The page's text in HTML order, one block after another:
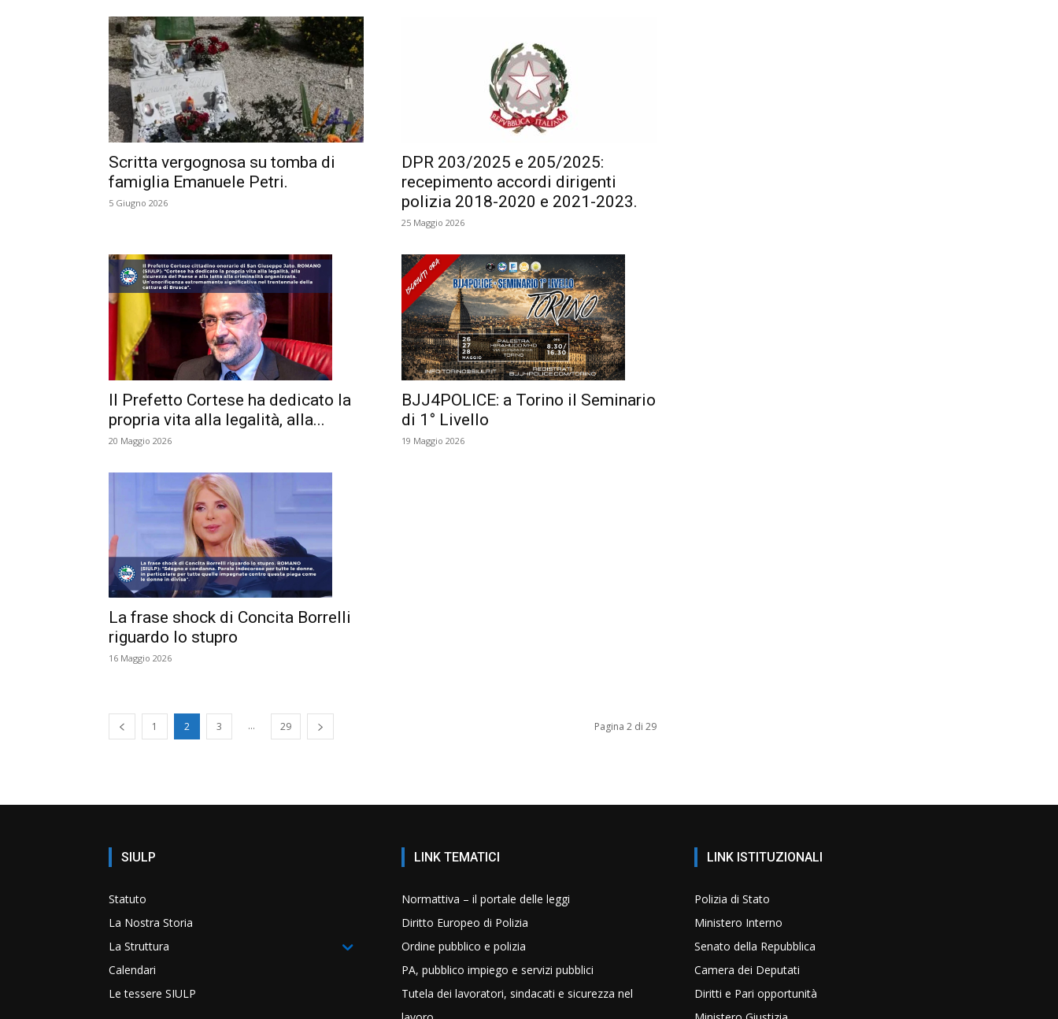
Scritta vergognosa su tomba di
famiglia Emanuele Petri.
5 Giugno 2026
DPR 203/2025 e 205/2025:
recepimento accordi dirigenti
polizia 2018-2020 e 2021-2023.
25 Maggio 2026
Il Prefetto Cortese ha dedicato la
propria vita alla legalità, alla...
20 Maggio 2026
BJJ4POLICE: a Torino il Seminario
di 1° Livello
19 Maggio 2026
La frase shock di Concita Borrelli
riguardo lo stupro
16 Maggio 2026
1 2 3 ... 29 Pagina 2 di 29
SIULP
Statuto
La Nostra Storia
La Struttura
Calendari
Le tessere SIULP
LINK TEMATICI
Normattiva – il portale delle leggi
Diritto Europeo di Polizia
Ordine pubblico e polizia
PA, pubblico impiego e servizi pubblici
Tutela dei lavoratori, sindacati e sicurezza nel
LINK ISTITUZIONALI
Polizia di Stato
Ministero Interno
Senato della Repubblica
Camera dei Deputati
Diritti e Pari opportunità